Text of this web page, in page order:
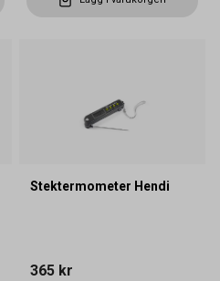
Stektermometer Hendi
365 kr